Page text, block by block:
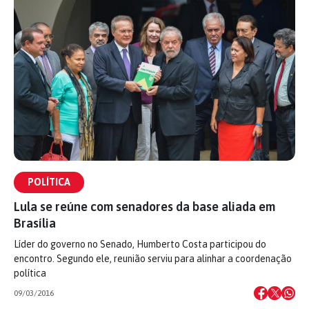
POLÍTICA
Lula se reúne com senadores da base aliada em
Brasília
Líder do governo no Senado, Humberto Costa participou do
encontro. Segundo ele, reunião serviu para alinhar a coordenação
política
09/03/2016